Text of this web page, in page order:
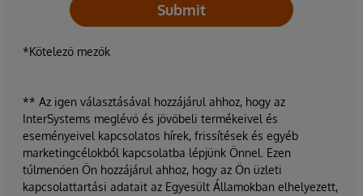
Submit
*Kötelező mezők
** Az igen választásával hozzájárul ahhoz, hogy az
InterSystems meglévő és jövőbeli termékeivel és
eseményeivel kapcsolatos hírek, frissítések és egyéb
marketingcélokból kapcsolatba lépjünk Önnel. Ezen
túlmenően Ön hozzájárul ahhoz, hogy az Ön üzleti
kapcsolattartási adatait az Egyesült Államokban elhelyezett,